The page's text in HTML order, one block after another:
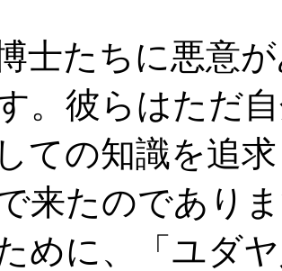
士たちに悪意
。彼らはただ
ての知識を追
来たのであり
めに、「ユダ